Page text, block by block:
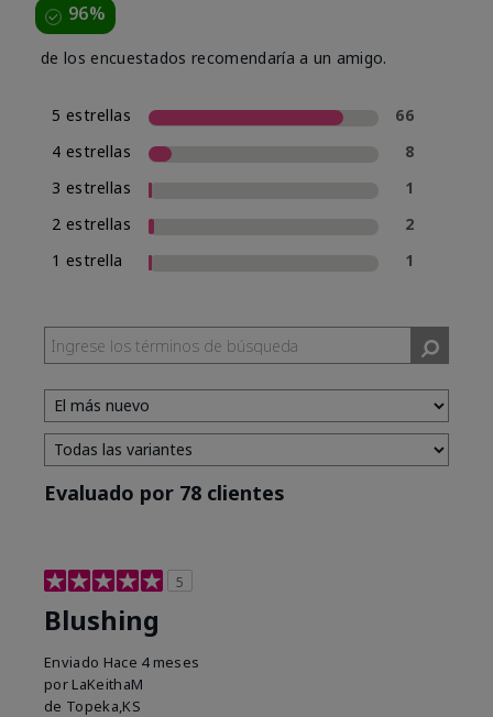
96%
de los encuestados recomendaría a un amigo.
5 estrellas
66
4 estrellas
8
3 estrellas
1
2 estrellas
2
1 estrella
1
Evaluado por 78 clientes
5
Blushing
Enviado Hace 4 meses
por LaKeithaM
de Topeka,KS